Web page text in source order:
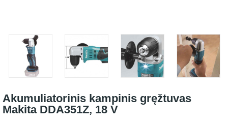
Akumuliatorinis kampinis gręžtuvas
Makita DDA351Z, 18 V